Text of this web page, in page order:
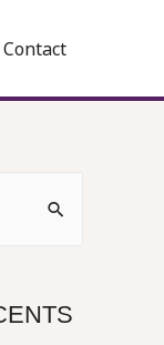
Contact